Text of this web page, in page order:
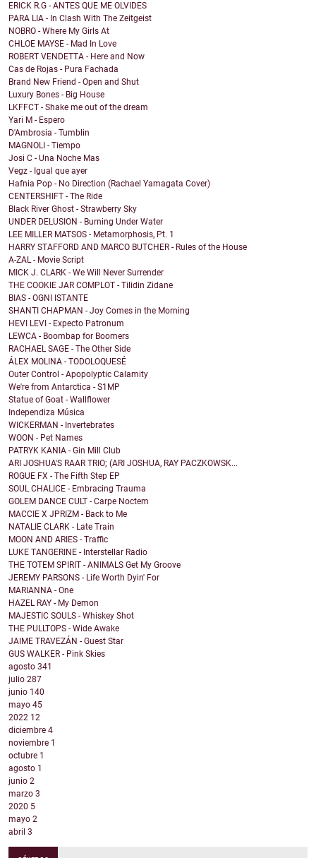
ERICK R.G - ANTES QUE ME OLVIDES
PARA LIA - In Clash With The Zeitgeist
NOBRO - Where My Girls At
CHLOE MAYSE - Mad In Love
ROBERT VENDETTA - Here and Now
Cas de Rojas - Pura Fachada
Brand New Friend - Open and Shut
Luxury Bones - Big House
LKFFCT - Shake me out of the dream
Yari M - Espero
D'Ambrosia - Tumblin
MAGNOLI - Tiempo
Josi C - Una Noche Mas
Vegz - Igual que ayer
Hafnia Pop - No Direction (Rachael Yamagata Cover)
CENTERSHIFT - The Ride
Black River Ghost - Strawberry Sky
UNDER DELUSION - Burning Under Water
LEE MILLER MATSOS - Metamorphosis, Pt. 1
HARRY STAFFORD AND MARCO BUTCHER - Rules of the House
A-ZAL - Movie Script
MICK J. CLARK - We Will Never Surrender
THE COOKIE JAR COMPLOT - Tilidin Zidane
BIAS - OGNI ISTANTE
SHANTI CHAPMAN - Joy Comes in the Morning
HEVI LEVI - Expecto Patronum
LEWCA - Boombap for Boomers
RACHAEL SAGE - The Other Side
ÁLEX MOLINA - TODOLOQUESÉ
Outer Control - Apopolyptic Calamity
We're from Antarctica - S1MP
Statue of Goat - Wallflower
Independiza Música
WICKERMAN - Invertebrates
WOON - Pet Names
PATRYK KANIA - Gin Mill Club
ARI JOSHUA'S RAAR TRIO; (ARI JOSHUA, RAY PACZKOWSK...
ROGUE FX - The Fifth Step EP
SOUL CHALICE - Embracing Trauma
GOLEM DANCE CULT - Carpe Noctem
MACCIE X JPRIZM - Back to Me
NATALIE CLARK - Late Train
MOON AND ARIES - Traffic
LUKE TANGERINE - Interstellar Radio
THE TOTEM SPIRIT - ANIMALS Get My Groove
JEREMY PARSONS - Life Worth Dyin' For
MARIANNA - One
HAZEL RAY - My Demon
MAJESTIC SOULS - Whiskey Shot
THE PULLTOPS - Wide Awake
JAIME TRAVEZÁN - Guest Star
GUS WALKER - Pink Skies
agosto 341
julio 287
junio 140
mayo 45
2022 12
diciembre 4
noviembre 1
octubre 1
agosto 1
junio 2
marzo 3
2020 5
mayo 2
abril 3